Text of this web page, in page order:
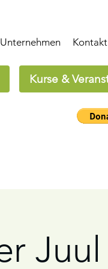
Unternehmen Kontakt
Kurse &